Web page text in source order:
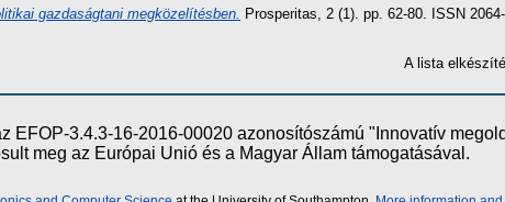
gazdaságtani megközelítésben. Prosperitas, 2 (1). pp. 62-80. ISSN
A lista
EFOP-3.4.3-16-2016-00020 azonosítószámú "Innovatív
meg az Európai Unió és a Magyar Állam támogatásával.